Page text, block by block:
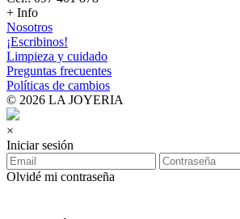
+ Info
Nosotros
¡Escribinos!
Limpieza y cuidado
Preguntas frecuentes
Políticas de cambios
© 2026 LA JOYERIA
×
Iniciar sesión
Olvidé mi contraseña